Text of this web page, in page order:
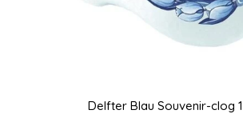
Delfter Blau Souvenir-clog